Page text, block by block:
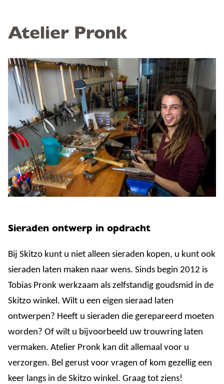
Atelier Pronk
Sieraden ontwerp in opdracht
Bij Skitzo kunt u niet alleen sieraden kopen, u kunt ook
sieraden laten maken naar wens. Sinds begin 2012 is
Tobias Pronk werkzaam als zelfstandig goudsmid in de
Skitzo winkel. Wilt u een eigen sieraad laten
ontwerpen? Heeft u sieraden die gerepareerd moeten
worden? Of wilt u bijvoorbeeld uw trouwring laten
vermaken. Atelier Pronk kan dit allemaal voor u
verzorgen. Bel gerust voor vragen of kom gezellig een
keer langs in de Skitzo winkel. Graag tot ziens!